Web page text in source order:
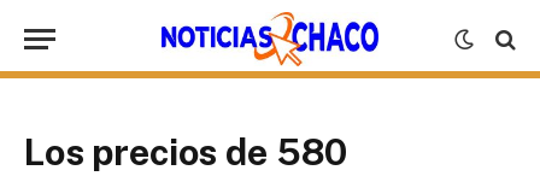
Los precios de 580